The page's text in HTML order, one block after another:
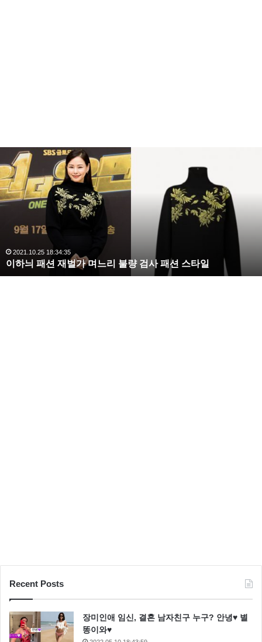
수
해
라
김
완
벽
한
2020.10.03 10:59:30
복수해라 김사랑, 완벽한 S라인 몸매 시선 압도
Recent Posts
장미인애 임신, 결혼 남자친구 누구? 안녕♥ 별
똥이와♥